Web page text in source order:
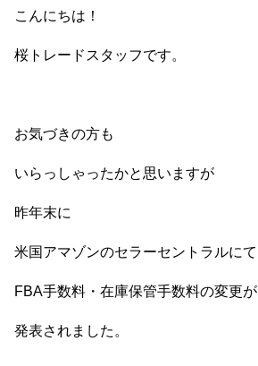
こんにちは！
桜トレードスタッフです。
お気づきの方も
いらっしゃったかと思いますが
昨年末に
米国アマゾンのセラーセントラルにて
FBA手数料・在庫保管手数料の変更が
発表されました。